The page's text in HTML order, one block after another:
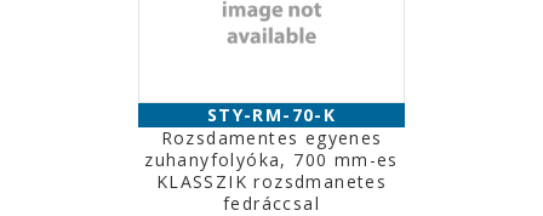
STY-RM-70-K
Rozsdamentes egyenes
zuhanyfolyóka, 700 mm-es
KLASSZIK rozsdmanetes
fedráccsal